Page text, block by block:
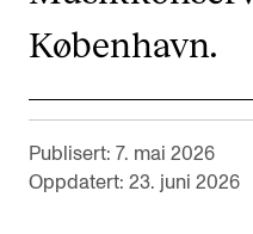
Livet rundt FoU
Forskningsetikk
København.
Publisert: 7. mai 2026
Oppdatert: 23. juni 2026